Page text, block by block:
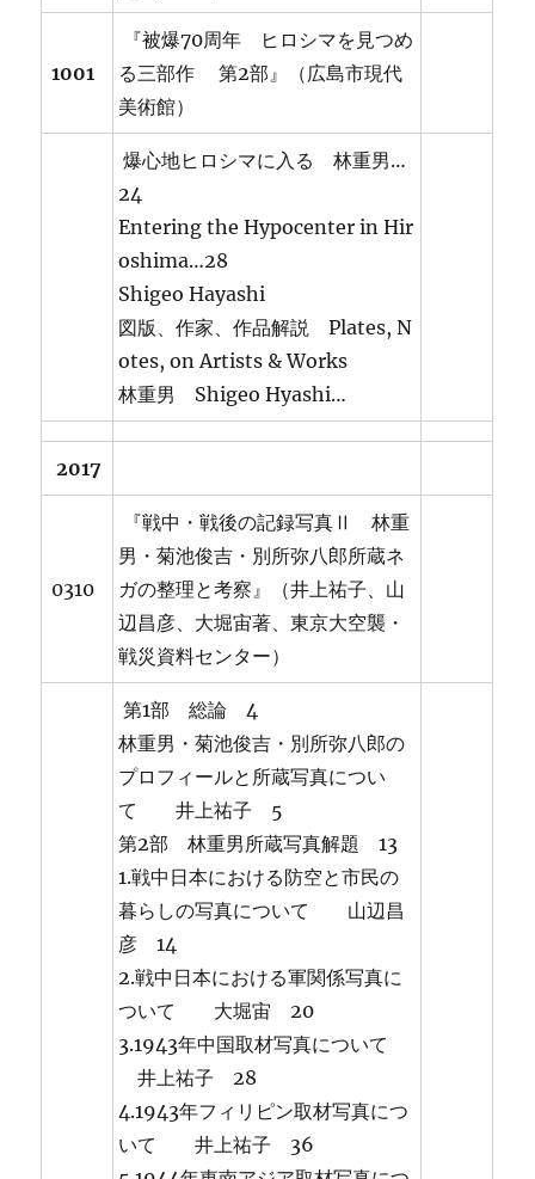
1001
『被爆70周年 ヒロシマを見つめ
る三部作 第2部』（広島市現代
美術館）
爆心地ヒロシマに入る 林重男…
24
Entering the Hypocenter in Hir
oshima…28
Shigeo Hayashi
図版、作家、作品解説 Plates, N
otes, on Artists & Works
林重男 Shigeo Hyashi…
2017
0310
『戦中・戦後の記録写真Ⅱ 林重
男・菊池俊吉・別所弥八郎所蔵ネ
ガの整理と考察』（井上祐子、山
辺昌彦、大堀宙著、東京大空襲・
戦災資料センター）
第1部 総論 4
林重男・菊池俊吉・別所弥八郎の
プロフィールと所蔵写真につい
て 井上祐子 5
第2部 林重男所蔵写真解題 13
1.戦中日本における防空と市民の
暮らしの写真について 山辺昌
彦 14
2.戦中日本における軍関係写真に
ついて 大堀宙 20
3.1943年中国取材写真について
井上祐子 28
4.1943年フィリピン取材写真につ
いて 井上祐子 36